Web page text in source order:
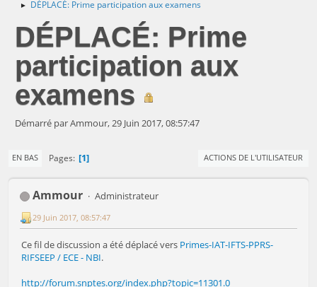
► DÉPLACÉ: Prime participation aux examens
DÉPLACÉ: Prime
participation aux
examens
Démarré par Ammour, 29 Juin 2017, 08:57:47
EN BAS Pages 1 ACTIONS DE L'UTILISATEUR
Ammour Administrateur
29 Juin 2017, 08:57:47
Ce fil de discussion a été déplacé vers Primes-IAT-IFTS-PPRS-
RIFSEEP / ECE - NBI.
http://forum.snptes.org/index.php?topic=11301.0